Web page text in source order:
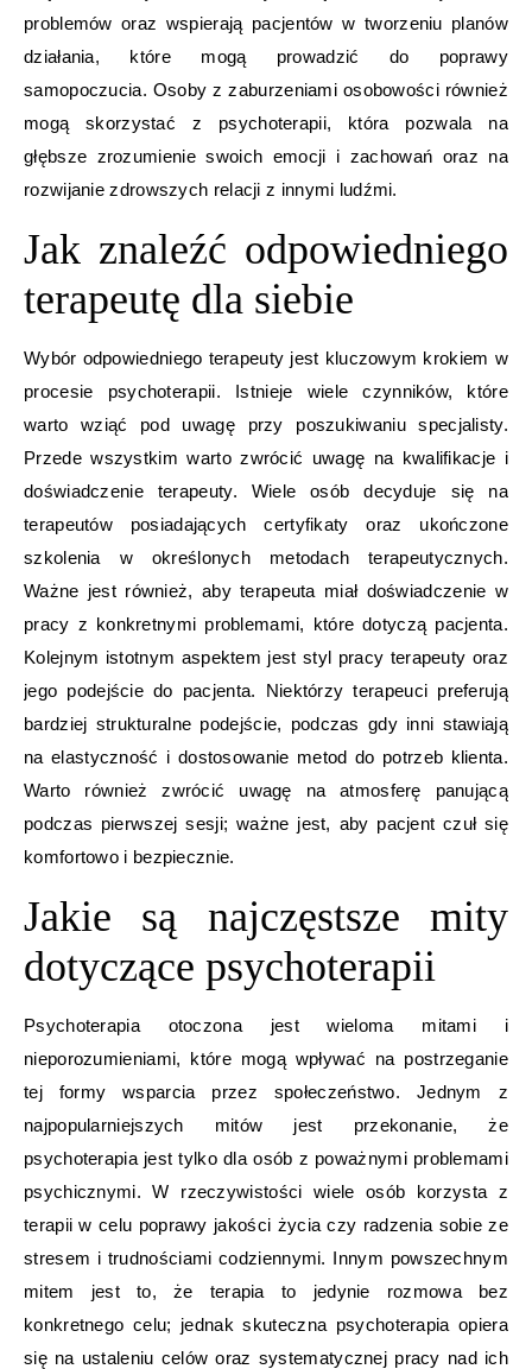
problemów oraz wspierają pacjentów w tworzeniu planów
działania, które mogą prowadzić do poprawy
samopoczucia. Osoby z zaburzeniami osobowości również
mogą skorzystać z psychoterapii, która pozwala na
głębsze zrozumienie swoich emocji i zachowań oraz na
rozwijanie zdrowszych relacji z innymi ludźmi.
Jak znaleźć odpowiedniego
terapeutę dla siebie
Wybór odpowiedniego terapeuty jest kluczowym krokiem w
procesie psychoterapii. Istnieje wiele czynników, które
warto wziąć pod uwagę przy poszukiwaniu specjalisty.
Przede wszystkim warto zwrócić uwagę na kwalifikacje i
doświadczenie terapeuty. Wiele osób decyduje się na
terapeutów posiadających certyfikaty oraz ukończone
szkolenia w określonych metodach terapeutycznych.
Ważne jest również, aby terapeuta miał doświadczenie w
pracy z konkretnymi problemami, które dotyczą pacjenta.
Kolejnym istotnym aspektem jest styl pracy terapeuty oraz
jego podejście do pacjenta. Niektórzy terapeuci preferują
bardziej strukturalne podejście, podczas gdy inni stawiają
na elastyczność i dostosowanie metod do potrzeb klienta.
Warto również zwrócić uwagę na atmosferę panującą
podczas pierwszej sesji; ważne jest, aby pacjent czuł się
komfortowo i bezpiecznie.
Jakie są najczęstsze mity
dotyczące psychoterapii
Psychoterapia otoczona jest wieloma mitami i
nieporozumieniami, które mogą wpływać na postrzeganie
tej formy wsparcia przez społeczeństwo. Jednym z
najpopularniejszych mitów jest przekonanie, że
psychoterapia jest tylko dla osób z poważnymi problemami
psychicznymi. W rzeczywistości wiele osób korzysta z
terapii w celu poprawy jakości życia czy radzenia sobie ze
stresem i trudnościami codziennymi. Innym powszechnym
mitem jest to, że terapia to jedynie rozmowa bez
konkretnego celu; jednak skuteczna psychoterapia opiera
się na ustaleniu celów oraz systematycznej pracy nad ich